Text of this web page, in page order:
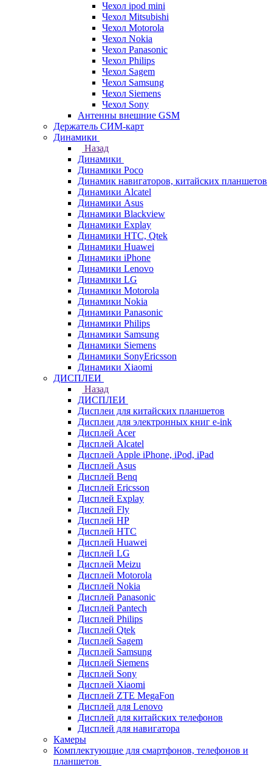
Чехол ipod mini
Чехол Mitsubishi
Чехол Motorola
Чехол Nokia
Чехол Panasonic
Чехол Philips
Чехол Sagem
Чехол Samsung
Чехол Siemens
Чехол Sony
Антенны внешние GSM
Держатель СИМ-карт
Динамики
Назад
Динамики
Динамики Poco
Динамик навигаторов, китайских планшетов
Динамики Alcatel
Динамики Asus
Динамики Blackview
Динамики Explay
Динамики HTC, Qtek
Динамики Huawei
Динамики iPhone
Динамики Lenovo
Динамики LG
Динамики Motorola
Динамики Nokia
Динамики Panasonic
Динамики Philips
Динамики Samsung
Динамики Siemens
Динамики SonyEricsson
Динамики Xiaomi
ДИСПЛЕИ
Назад
ДИСПЛЕИ
Дисплеи для китайских планшетов
Дисплеи для электронных книг e-ink
Дисплей Acer
Дисплей Alcatel
Дисплей Apple iPhone, iPod, iPad
Дисплей Asus
Дисплей Benq
Дисплей Ericsson
Дисплей Explay
Дисплей Fly
Дисплей HP
Дисплей HTC
Дисплей Huawei
Дисплей LG
Дисплей Meizu
Дисплей Motorola
Дисплей Nokia
Дисплей Panasonic
Дисплей Pantech
Дисплей Philips
Дисплей Qtek
Дисплей Sagem
Дисплей Samsung
Дисплей Siemens
Дисплей Sony
Дисплей Xiaomi
Дисплей ZTE MegaFon
Дисплей для Lenovo
Дисплей для китайских телефонов
Дисплей для навигатора
Камеры
Комплектующие для смартфонов, телефонов и
планшетов